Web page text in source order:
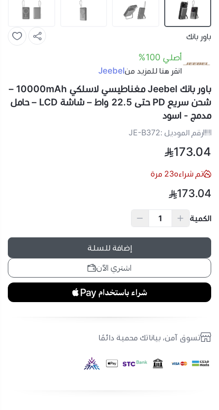
باور بانك
أصلي 100%
انقر هنا للمزيد منJeebel
باور بانك Jeebel مغناطيسي لاسلكي 10000mAh –
شحن سريع PD حتى 22.5 واط – شاشة LCD – حامل
مدمج - اسود
رقم الموديل :JE-B372
173.04
تم شراءه23 مرة
173.04
الكمية
إضافة للسلة
اشتري الآن
تسوق آمن، بياناتك محمية دائمًا